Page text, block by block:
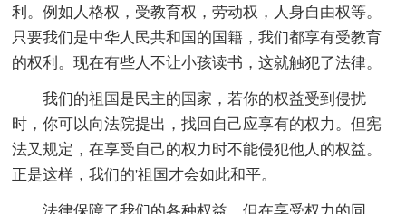
利。例如人格权，受教育权，劳动权，人身自由权等。
只要我们是中华人民共和国的国籍，我们都享有受教育
的权利。现在有些人不让小孩读书，这就触犯了法律。
我们的祖国是民主的国家，若你的权益受到侵扰
时，你可以向法院提出，找回自己应享有的权力。但宪
法又规定，在享受自己的权力时不能侵犯他人的权益。
正是这样，我们的'祖国才会如此和平。